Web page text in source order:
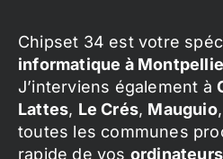
Chipset 34 est votre
informatique à
J’interviens également à
Lattes, Le Crés, Mauguio
toutes les communes
rapide de vos